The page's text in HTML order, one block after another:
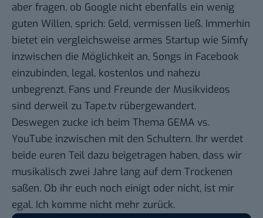
aber fragen, ob Google nicht ebenfalls ein wenig
guten Willen, sprich: Geld, vermissen ließ. Immerhin
bietet ein vergleichsweise armes Startup wie Simfy
inzwischen die Möglichkeit an, Songs in Facebook
einzubinden, legal, kostenlos und nahezu
unbegrenzt. Fans und Freunde der Musikvideos
sind derweil zu Tape.tv rübergewandert.
Deswegen zucke ich beim Thema GEMA vs.
YouTube inzwischen mit den Schultern. Ihr werdet
beide euren Teil dazu beigetragen haben, dass wir
musikalisch zwei Jahre lang auf dem Trockenen
saßen. Ob ihr euch noch einigt oder nicht, ist mir
egal. Ich komme nicht mehr zurück.